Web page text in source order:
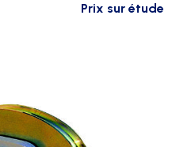
Prix sur étude